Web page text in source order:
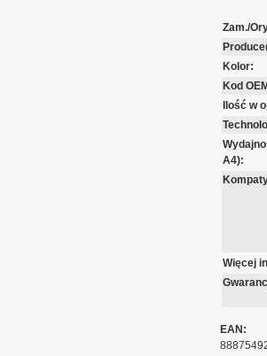
Zam./
Kolor:
Kod
Ilość w
A4):
Więcej
EAN: